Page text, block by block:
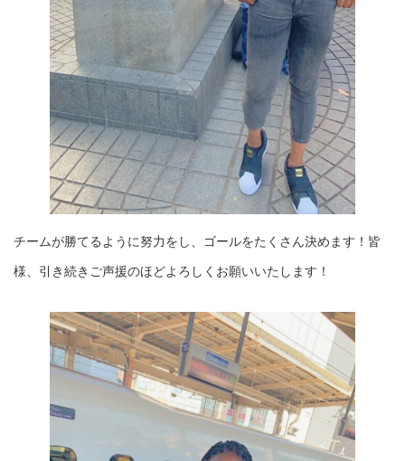
チームが勝てるように努力をし、ゴールをたくさん決めます！皆
様、引き続きご声援のほどよろしくお願いいたします！